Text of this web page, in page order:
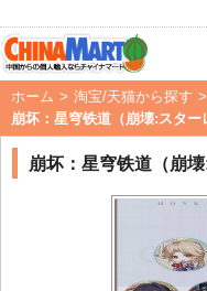
ホーム > 淘宝/天猫から探す >
崩坏：星穹铁道（崩壊:スター
崩坏：星穹铁道（崩壊